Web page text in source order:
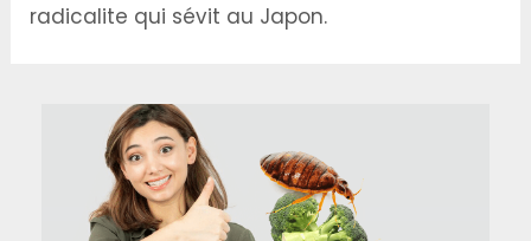
radicalite qui sévit au Japon.